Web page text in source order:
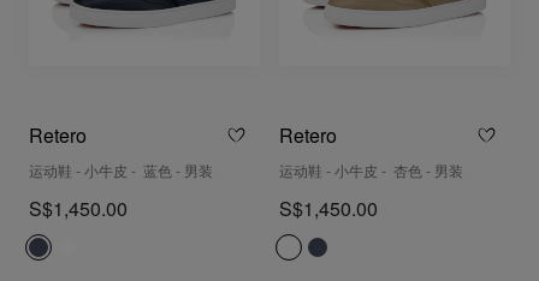
Retero
运动鞋 - 小牛皮 - 蓝色 - 男装
S$1,450.00
Retero
运动鞋 - 小牛皮 - 杏色 - 男装
S$1,450.00